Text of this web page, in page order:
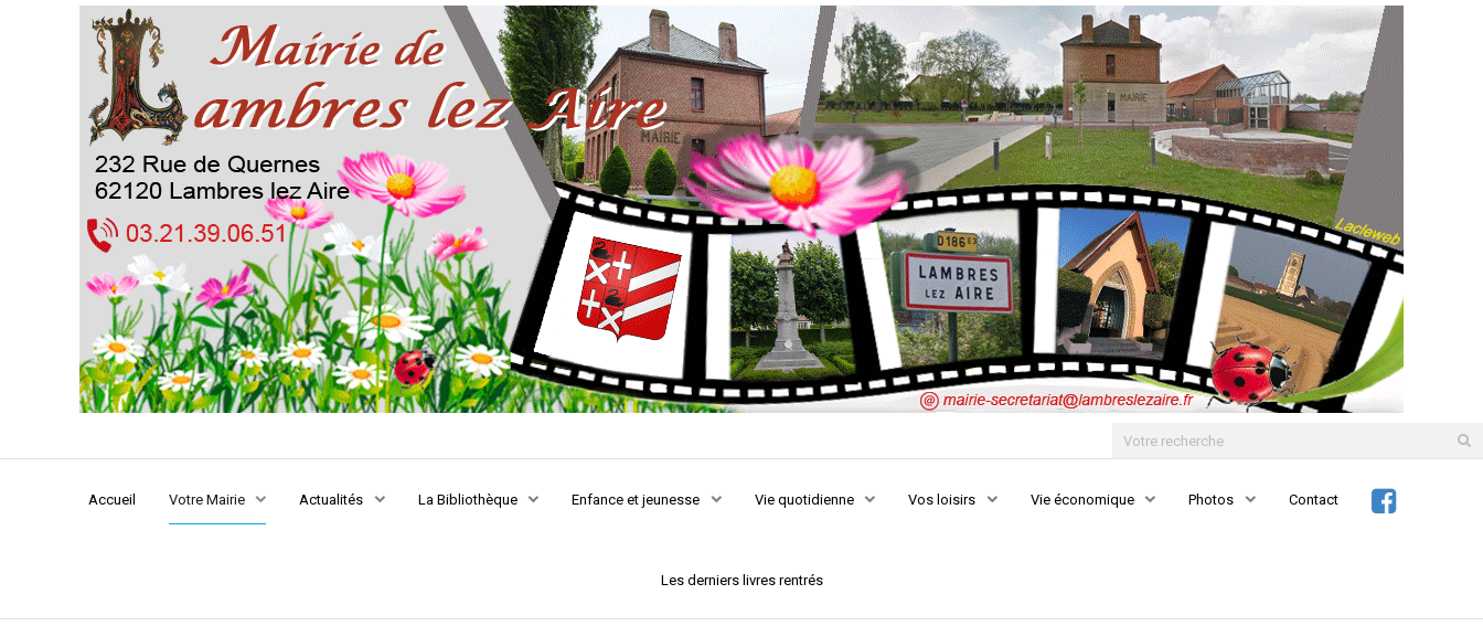
Accueil Votre Mairie Actualités La Bibliothèque Enfance et jeunesse Vie quotidienne Vos loisirs Vie économique Photos Contact
Les derniers livres rentrés